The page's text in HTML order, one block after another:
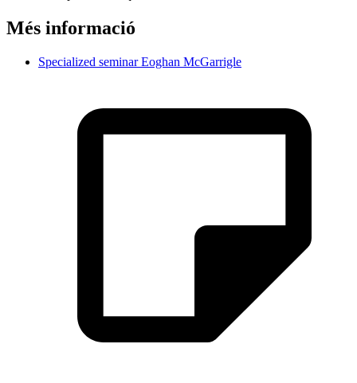
Més informació
Specialized seminar Eoghan McGarrigle